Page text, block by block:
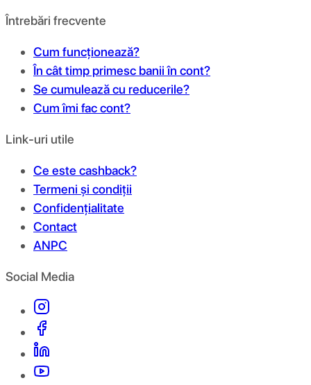
Întrebări frecvente
Cum funcționează?
În cât timp primesc banii în cont?
Se cumulează cu reducerile?
Cum îmi fac cont?
Link-uri utile
Ce este cashback?
Termeni și condiții
Confidențialitate
Contact
ANPC
Social Media